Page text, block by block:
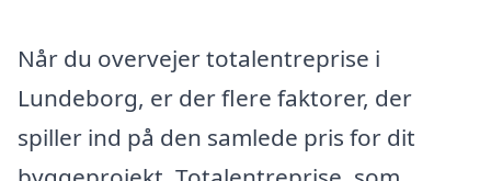
Når du overvejer totalentreprise i
Lundeborg, er der flere faktorer, der
spiller ind på den samlede pris for dit